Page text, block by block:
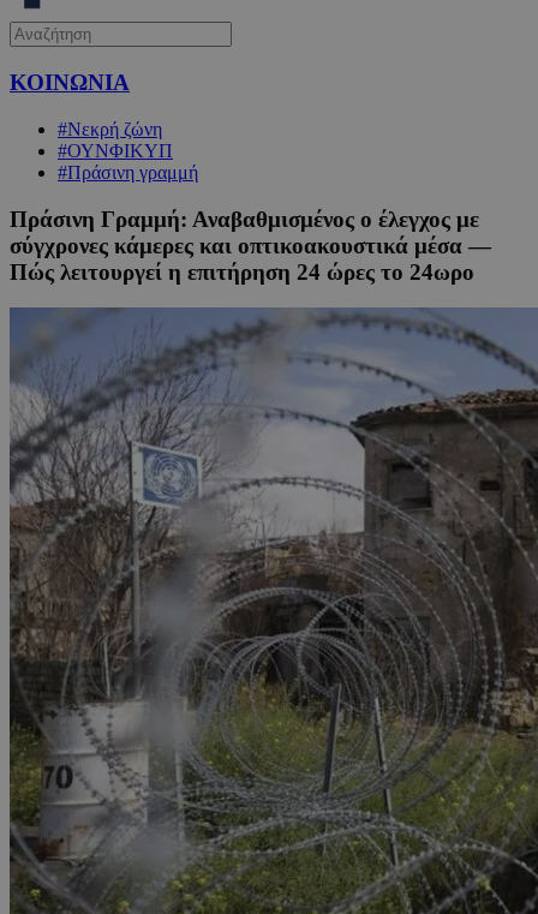
ΚΟΙΝΩΝΙΑ
#Νεκρή ζώνη
#ΟΥΝΦΙΚΥΠ
#Πράσινη γραμμή
Πράσινη Γραμμή: Αναβαθμισμένος ο έλεγχος με
σύγχρονες κάμερες και οπτικοακουστικά μέσα —
Πώς λειτουργεί η επιτήρηση 24 ώρες το 24ωρο